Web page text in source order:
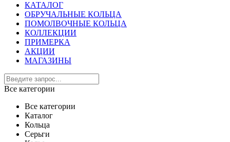
КАТАЛОГ
ОБРУЧАЛЬНЫЕ КОЛЬЦА
ПОМОЛВОЧНЫЕ КОЛЬЦА
КОЛЛЕКЦИИ
ПРИМЕРКА
АКЦИИ
МАГАЗИНЫ
Все категории
Все категории
Каталог
Кольца
Серьги